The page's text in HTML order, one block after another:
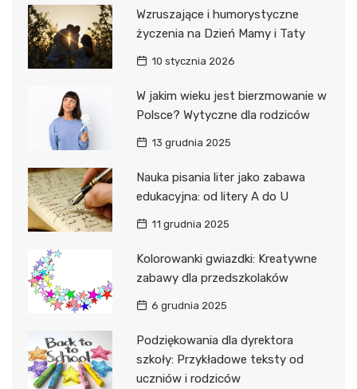
Wzruszające i humorystyczne
życzenia na Dzień Mamy i Taty
10 stycznia 2026
W jakim wieku jest bierzmowanie w
Polsce? Wytyczne dla rodziców
13 grudnia 2025
Nauka pisania liter jako zabawa
edukacyjna: od litery A do U
11 grudnia 2025
Kolorowanki gwiazdki: Kreatywne
zabawy dla przedszkolaków
6 grudnia 2025
Podziękowania dla dyrektora
szkoły: Przykładowe teksty od
uczniów i rodziców